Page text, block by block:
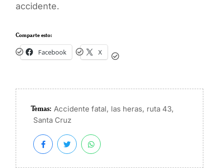
accidente.
Comparte esto:
Facebook X
Temas: Accidente fatal, las heras, ruta 43,
Santa Cruz